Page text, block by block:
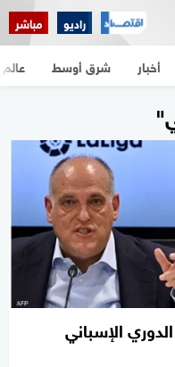
راديو مباشر
أخبار شرق أوسط عالم
الإسباني